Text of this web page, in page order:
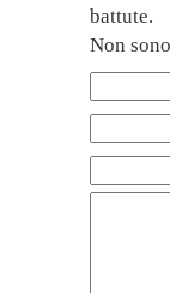
battute.
Non